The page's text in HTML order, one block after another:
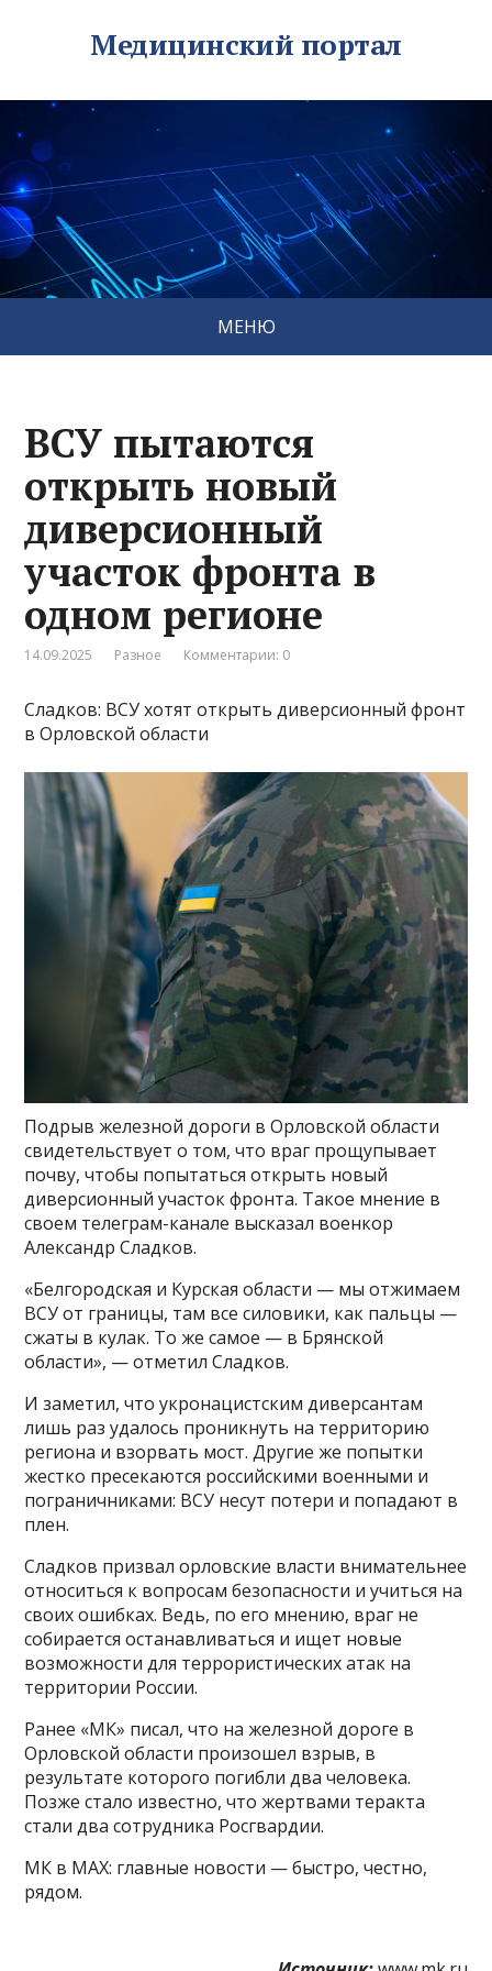
Медицинский портал
МЕНЮ
ВСУ пытаются
открыть новый
диверсионный
участок фронта в
одном регионе
14.09.2025 Разное Комментарии: 0
Сладков: ВСУ хотят открыть диверсионный фронт
в Орловской области
Подрыв железной дороги в Орловской области
свидетельствует о том, что враг прощупывает
почву, чтобы попытаться открыть новый
диверсионный участок фронта. Такое мнение в
своем телеграм-канале высказал военкор
Александр Сладков.
«Белгородская и Курская области — мы отжимаем
ВСУ от границы, там все силовики, как пальцы —
сжаты в кулак. То же самое — в Брянской
области», — отметил Сладков.
И заметил, что укронацистским диверсантам
лишь раз удалось проникнуть на территорию
региона и взорвать мост. Другие же попытки
жестко пресекаются российскими военными и
пограничниками: ВСУ несут потери и попадают в
плен.
Сладков призвал орловские власти внимательнее
относиться к вопросам безопасности и учиться на
своих ошибках. Ведь, по его мнению, враг не
собирается останавливаться и ищет новые
возможности для террористических атак на
территории России.
Ранее «МК» писал, что на железной дороге в
Орловской области произошел взрыв, в
результате которого погибли два человека.
Позже стало известно, что жертвами теракта
стали два сотрудника Росгвардии.
МК в MAX: главные новости — быстро, честно,
рядом.